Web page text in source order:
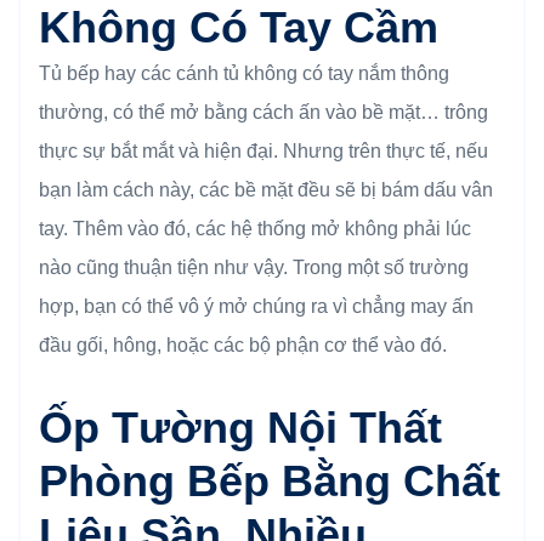
Không Có Tay Cầm
Tủ bếp hay các cánh tủ không có tay nắm thông
thường, có thể mở bằng cách ấn vào bề mặt… trông
thực sự bắt mắt và hiện đại. Nhưng trên thực tế, nếu
bạn làm cách này, các bề mặt đều sẽ bị bám dấu vân
tay. Thêm vào đó, các hệ thống mở không phải lúc
nào cũng thuận tiện như vậy. Trong một số trường
hợp, bạn có thể vô ý mở chúng ra vì chẳng may ấn
đầu gối, hông, hoặc các bộ phận cơ thể vào đó.
Ốp Tường Nội Thất
Phòng Bếp Bằng Chất